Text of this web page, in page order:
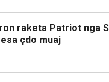
raketa Patriot nga
çdo muaj